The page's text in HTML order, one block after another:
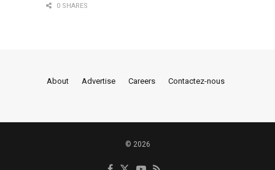
0 SHARES
About Advertise Careers Contactez-nous
© 2026